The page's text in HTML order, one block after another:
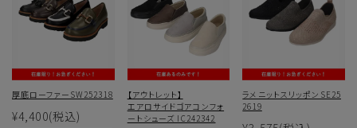
厚底ローファーSW252318
¥4,400(税込)
【アウトレット】
エアロサイドゴアコンフォ
ートシューズ IC242342
ラメニットスリッポンSE25
2619